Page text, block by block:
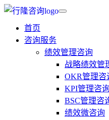
首页
咨询服务
绩效管理咨询
战略绩效管
OKR管理咨
KPI管理咨询
BSC管理咨
绩效微咨询